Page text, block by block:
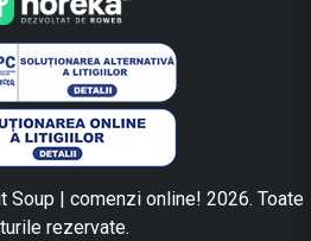
Soup | comenzi online! 2026. Toate
rezervate.